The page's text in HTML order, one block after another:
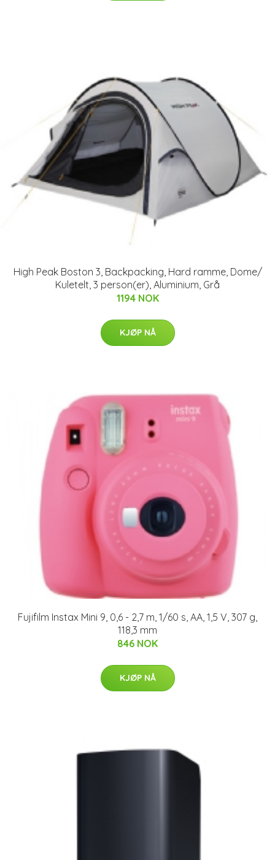
High Peak Boston 3, Backpacking, Hard ramme, Dome/
Kuletelt, 3 person(er), Aluminium, Grå
1194 NOK
KJØP NÅ
Fujifilm Instax Mini 9, 0,6 - 2,7 m, 1/60 s, AA, 1,5 V, 307 g,
118,3 mm
846 NOK
KJØP NÅ